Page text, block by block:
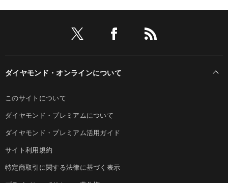
ダイヤモンド・オンラインについて
このサイトについて
ダイヤモンド・プレミアムについて
ダイヤモンド・プレミアム活用ガイド
サイト利用規約
特定商取引に関する法律に基づく表示